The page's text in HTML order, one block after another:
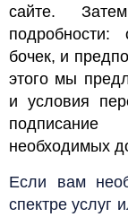
сайте.
подробности:
бочек, и
этого мы
и условия
необходимых
Если вам
спектре услуг